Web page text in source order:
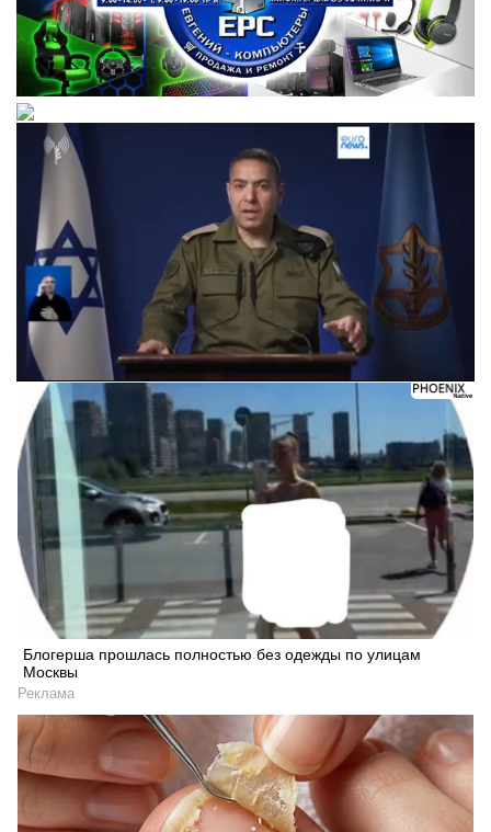
Блогерша прошлась полностью без одежды по улицам
Москвы
Реклама